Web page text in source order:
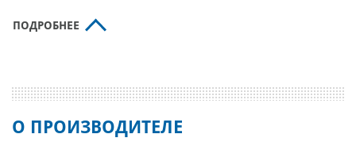
ПОДРОБНЕЕ
О ПРОИЗВОДИТЕЛЕ